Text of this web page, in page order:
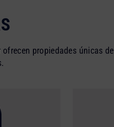
propiedades únicas de